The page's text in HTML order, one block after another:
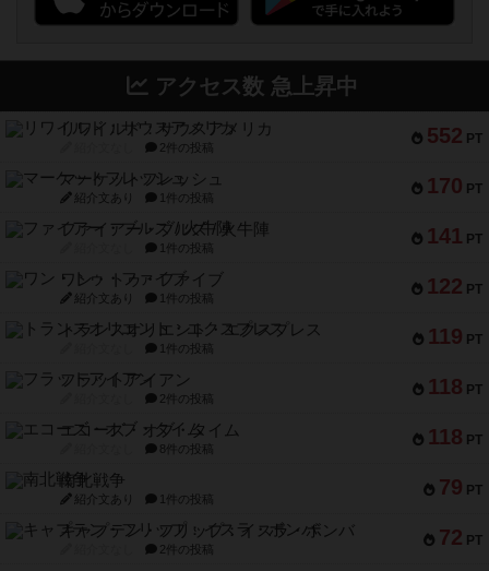
アクセス数 急上昇中
552 PT
リワイルド：サウスアメリカ
2件の投稿
170 PT
マーケットフレッシュ
紹介文あり 1件の投稿
141 PT
ファイアー・ブルズ / 火牛陣
1件の投稿
122 PT
ワン・トゥ・ファイブ
紹介文あり 1件の投稿
119 PT
トランスオリエント・エクスプレス
1件の投稿
118 PT
フラットアイアン
2件の投稿
118 PT
エコーズ・オブ・タイム
8件の投稿
79 PT
南北戦争
紹介文あり 1件の投稿
72 PT
キャプテン・フリップ：イスラ・ボンバ
2件の投稿